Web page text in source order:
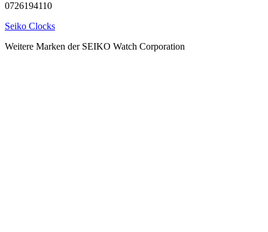
0726194110
Seiko Clocks
Weitere Marken der SEIKO Watch Corporation